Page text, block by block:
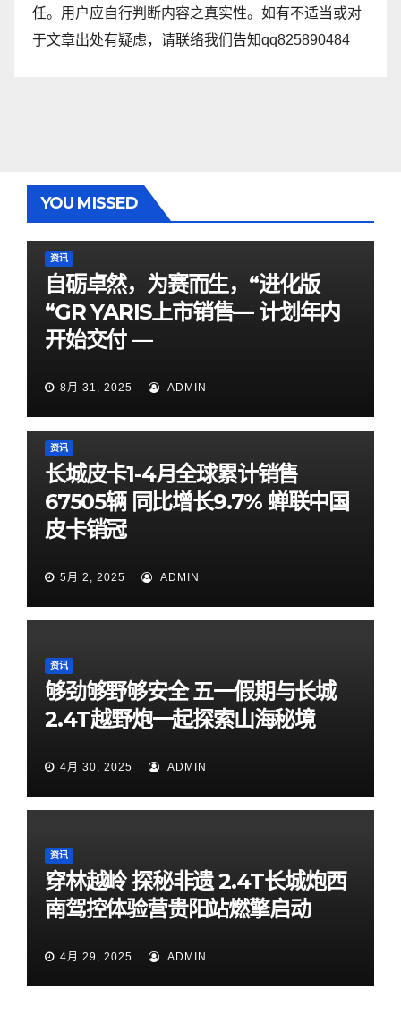
任。用户应自行判断内容之真实性。如有不适当或对
于文章出处有疑虑，请联络我们告知qq825890484
YOU MISSED
资讯
自砺卓然，为赛而生，“进化版
“GR YARIS上市销售— 计划年内
开始交付 —
8月 31, 2025 ADMIN
资讯
长城皮卡1-4月全球累计销售
67505辆 同比增长9.7% 蝉联中国
皮卡销冠
5月 2, 2025 ADMIN
资讯
够劲够野够安全 五一假期与长城
2.4T越野炮一起探索山海秘境
4月 30, 2025 ADMIN
资讯
穿林越岭 探秘非遗 2.4T长城炮西
南驾控体验营贵阳站燃擎启动
4月 29, 2025 ADMIN